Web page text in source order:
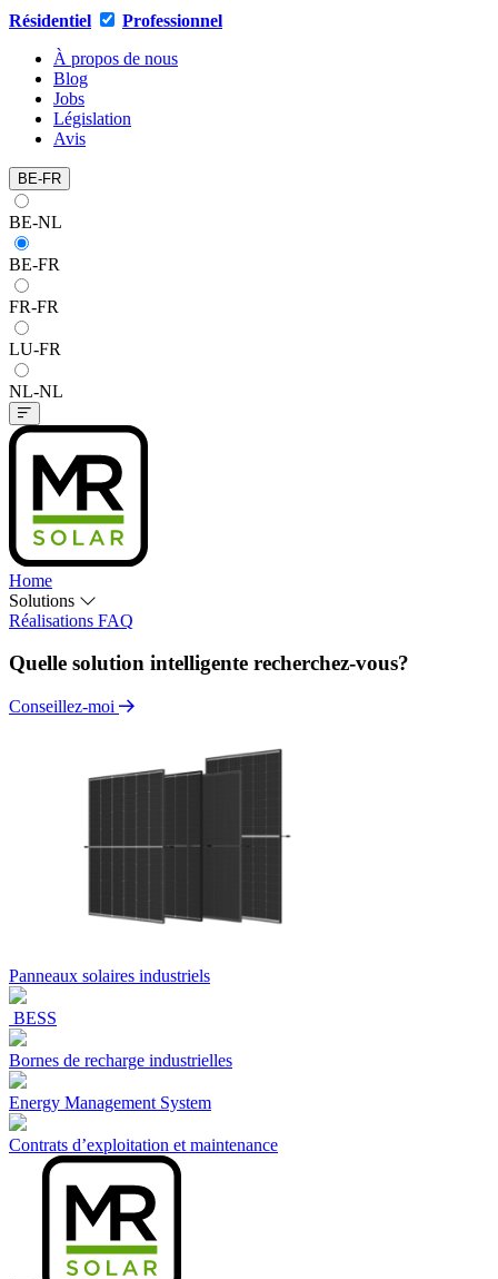
Résidentiel
Professionnel
À propos de nous
Blog
Jobs
Législation
Avis
BE-FR
BE-NL
BE-FR
FR-FR
LU-FR
NL-NL
Home
Solutions
Réalisations FAQ
Quelle solution intelligente recherchez-vous?
Conseillez-moi
Panneaux solaires industriels
BESS
Bornes de recharge industrielles
Energy Management System
Contrats d’exploitation et maintenance